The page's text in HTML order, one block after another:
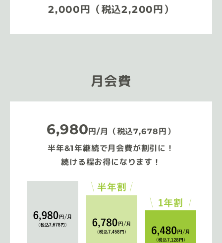
2,000円（税込2,200円）
月会費
6,980円/月（税込7,678円）
半年&1年継続で月会費が割引に！
続ける程お得になります！